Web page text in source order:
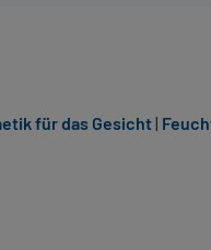
für das Gesicht|